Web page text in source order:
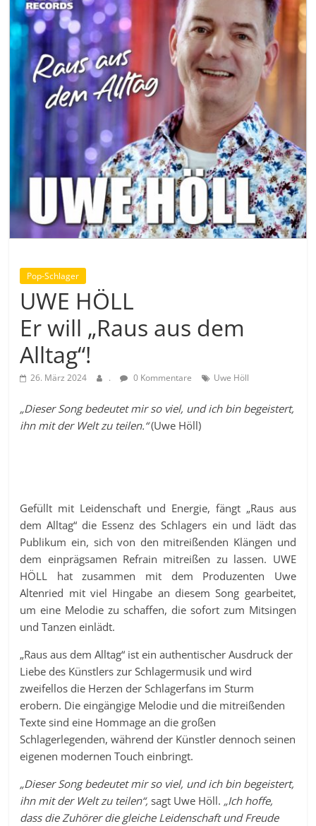
Pop-Schlager
UWE HÖLL
Er will „Raus aus dem
Alltag“!
26. März 2024 . 0 Kommentare Uwe Höll
„Dieser Song bedeutet mir so viel, und ich bin begeistert,
ihn mit der Welt zu teilen.“(Uwe Höll)
Gefüllt mit Leidenschaft und Energie, fängt „Raus aus
dem Alltag“ die Essenz des Schlagers ein und lädt das
Publikum ein, sich von den mitreißenden Klängen und
dem einprägsamen Refrain mitreißen zu lassen. UWE
HÖLL hat zusammen mit dem Produzenten Uwe
Altenried mit viel Hingabe an diesem Song gearbeitet,
um eine Melodie zu schaffen, die sofort zum Mitsingen
und Tanzen einlädt.
„Raus aus dem Alltag“ ist ein authentischer Ausdruck der
Liebe des Künstlers zur Schlagermusik und wird
zweifellos die Herzen der Schlagerfans im Sturm
erobern. Die eingängige Melodie und die mitreißenden
Texte sind eine Hommage an die großen
Schlagerlegenden, während der Künstler dennoch seinen
eigenen modernen Touch einbringt.
„Dieser Song bedeutet mir so viel, und ich bin begeistert,
ihn mit der Welt zu teilen“, sagt Uwe Höll. „Ich hoffe,
dass die Zuhörer die gleiche Leidenschaft und Freude